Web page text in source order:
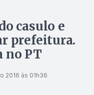
casulo e
prefeitura.
no PT
2016 às 01h36